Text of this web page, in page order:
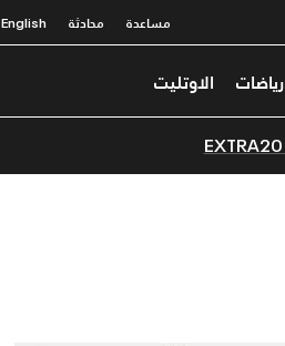
مساعدة محادثة English
رياضات الاوتليت